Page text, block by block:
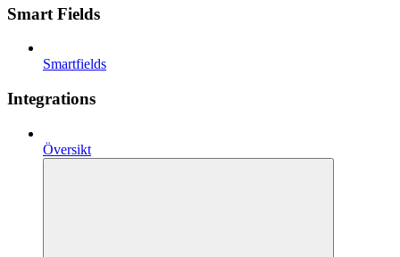
Smart Fields
Smartfields
Integrations
Översikt